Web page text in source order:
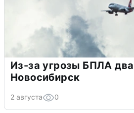
Из-за угрозы БПЛА
Новосибирск
2 августа 0